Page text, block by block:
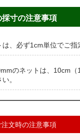
寸の注意事項
、必ず1cm単位でご指
のネットは、10cm
。
文時の注意事項